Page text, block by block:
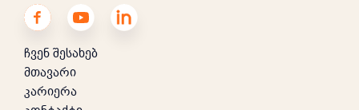
ჩვენ შესახებ
მთავარი
კარიერა